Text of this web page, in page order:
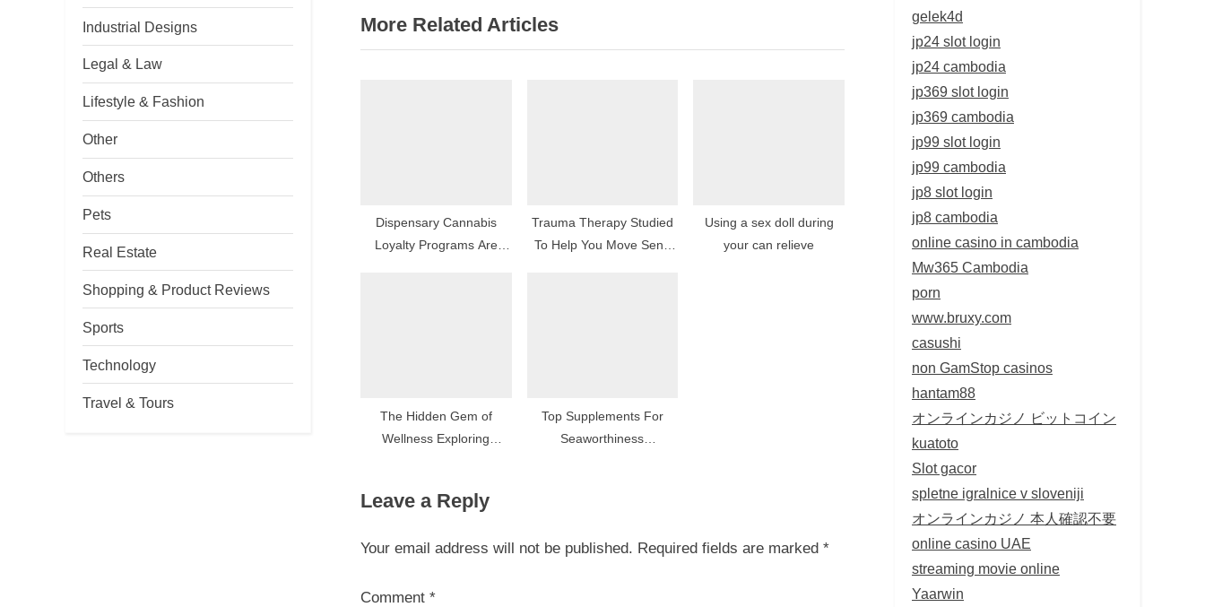
i
o
:
o
More Related Articles
Dispensary Cannabis
Loyalty Programs Are
Trauma Therapy Studied
To Help You Move Send
Using a sex doll during
your can relieve
The Hidden Gem of
Wellness Exploring
Top Supplements For
Seaworthiness
Leave a Reply
Your email address will not be published. Required fields are marked *
Comment *
Industrial Designs
Legal & Law
Lifestyle & Fashion
Other
Others
Pets
Real Estate
Shopping & Product Reviews
Sports
Technology
Travel & Tours
gelek4d
jp24 slot login
jp24 cambodia
jp369 slot login
jp369 cambodia
jp99 slot login
jp99 cambodia
jp8 slot login
jp8 cambodia
online casino in cambodia
Mw365 Cambodia
porn
www.bruxy.com
casushi
non GamStop casinos
hantam88
オンラインカジノ ビットコイン
kuatoto
Slot gacor
spletne igralnice v sloveniji
オンラインカジノ 本人確認不要
online casino UAE
streaming movie online
Yaarwin